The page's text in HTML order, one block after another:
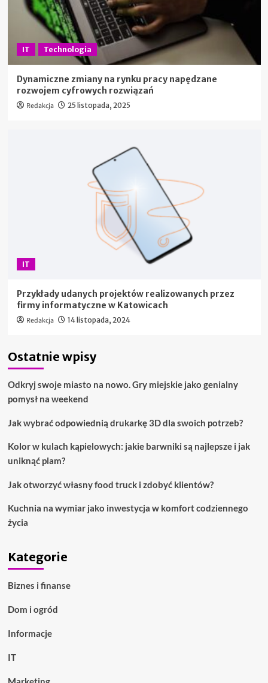
IT Technologia
Dynamiczne zmiany na rynku pracy napędzane
rozwojem cyfrowych rozwiązań
Redakcja 25 listopada, 2025
IT
Przykłady udanych projektów realizowanych przez
firmy informatyczne w Katowicach
Redakcja 14 listopada, 2024
Ostatnie wpisy
Odkryj swoje miasto na nowo. Gry miejskie jako genialny
pomysł na weekend
Jak wybrać odpowiednią drukarkę 3D dla swoich potrzeb?
Kolor w kulach kąpielowych: jakie barwniki są najlepsze i jak
uniknąć plam?
Jak otworzyć własny food truck i zdobyć klientów?
Kuchnia na wymiar jako inwestycja w komfort codziennego
życia
Kategorie
Biznes i finanse
Dom i ogród
Informacje
IT